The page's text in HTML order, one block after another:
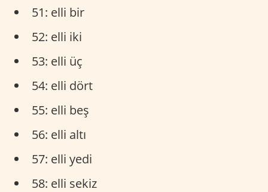
51: elli bir
52: elli iki
53: elli üç
54: elli dört
55: elli beş
56: elli altı
57: elli yedi
58: elli sekiz